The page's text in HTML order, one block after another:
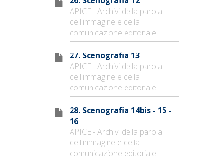
APICE - Archivi della parola
dell'immagine e della
comunicazione editoriale
27. Scenografia 13
APICE - Archivi della parola
dell'immagine e della
comunicazione editoriale
28. Scenografia 14bis - 15 -
16
APICE - Archivi della parola
dell'immagine e della
comunicazione editoriale